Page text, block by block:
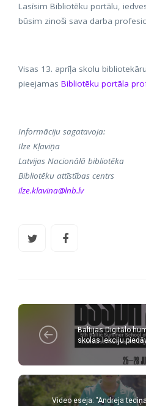
Lasīsim Bibliotēku portālu,
būsim zinoši sava darba
Visas 13. aprīļa skolu
pieejamas Bibliotēku portāla
Informāciju sagatavoja:
Ilze Kļaviņa
Latvijas Nacionālā bibliotēka
Bibliotēku attīstības centrs
ilze.klavina@lnb.lv
Baltijas Digitālo
skolas lekciju
Video eseja: "Andreja